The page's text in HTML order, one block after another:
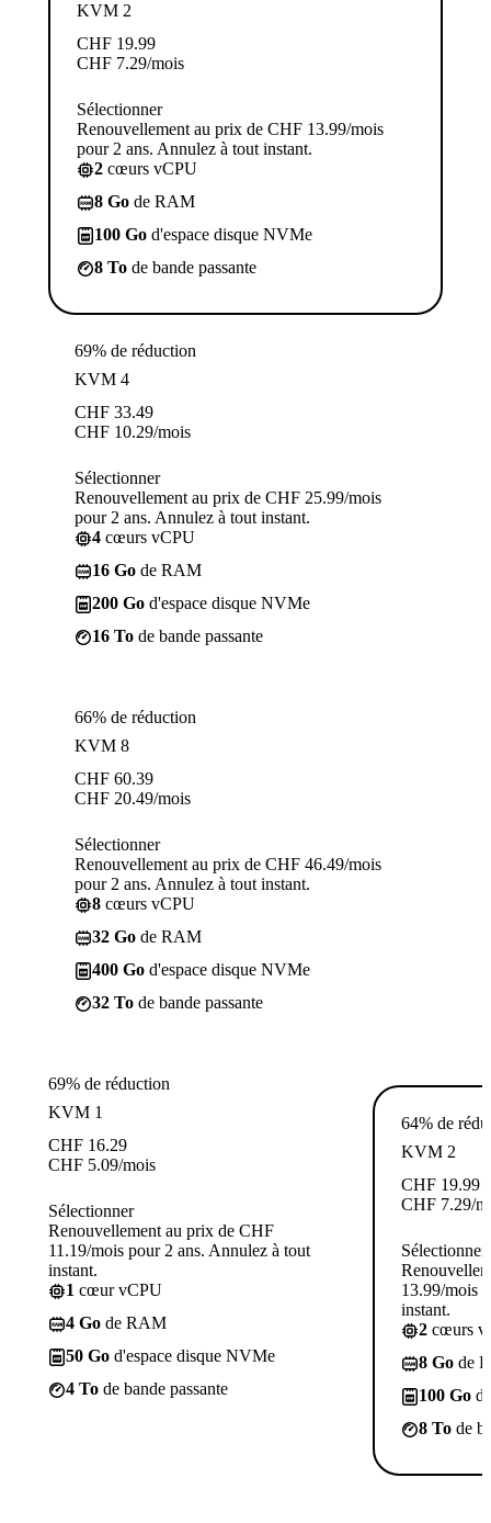
KVM 2
CHF 19.99
CHF 7.29/mois
Sélectionner
Renouvellement au prix de CHF 13.99/mois
pour 2 ans. Annulez à tout instant.
2 cœurs vCPU
8 Go de RAM
100 Go d'espace disque NVMe
8 To de bande passante
69% de réduction
KVM 4
CHF 33.49
CHF 10.29/mois
Sélectionner
Renouvellement au prix de CHF 25.99/mois
pour 2 ans. Annulez à tout instant.
4 cœurs vCPU
16 Go de RAM
200 Go d'espace disque NVMe
16 To de bande passante
66% de réduction
KVM 8
CHF 60.39
CHF 20.49/mois
Sélectionner
Renouvellement au prix de CHF 46.49/mois
pour 2 ans. Annulez à tout instant.
8 cœurs vCPU
32 Go de RAM
400 Go d'espace disque NVMe
32 To de bande passante
69% de réduction
KVM 1
CHF 16.29
CHF 5.09/mois
Sélectionner
Renouvellement au prix de CHF
11.19/mois pour 2 ans. Annulez à tout
instant.
1 cœur vCPU
4 Go de RAM
50 Go d'espace disque NVMe
4 To de bande passante
64% de
KVM 2
CHF 19.99
CHF 7.29/
Sélectionner
13.99/mois
instant.
2 cœurs
8 Go de
100 Go
8 To de